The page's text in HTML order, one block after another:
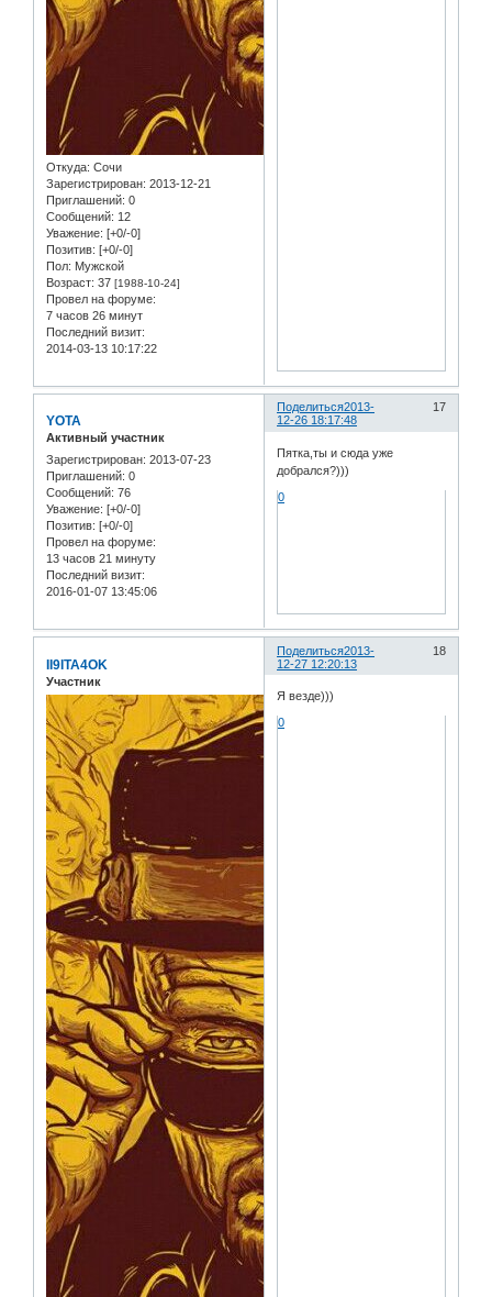
Откуда: Сочи
Зарегистрирован: 2013-12-21
Приглашений: 0
Сообщений: 12
Уважение: [+0/-0]
Позитив: [+0/-0]
Пол: Мужской
Возраст: 37 [1988-10-24]
Провел на форуме:
7 часов 26 минут
Последний визит:
2014-03-13 10:17:22
Поделиться 17
2013-
12-26 18:17:48
YOTA
Активный участник
Зарегистрирован: 2013-07-23
Приглашений: 0
Сообщений: 76
Уважение: [+0/-0]
Позитив: [+0/-0]
Провел на форуме:
13 часов 21 минуту
Последний визит:
2016-01-07 13:45:06
Пятка,ты и сюда уже
добрался?)))
0
Поделиться 18
2013-
12-27 12:20:13
II9ITA4OK
Участник
Я везде)))
0